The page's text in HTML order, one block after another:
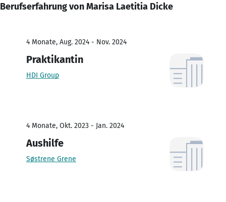
Berufserfahrung von Marisa Laetitia Dicke
4 Monate, Aug. 2024 - Nov. 2024
Praktikantin
HDI Group
4 Monate, Okt. 2023 - Jan. 2024
Aushilfe
Søstrene Grene